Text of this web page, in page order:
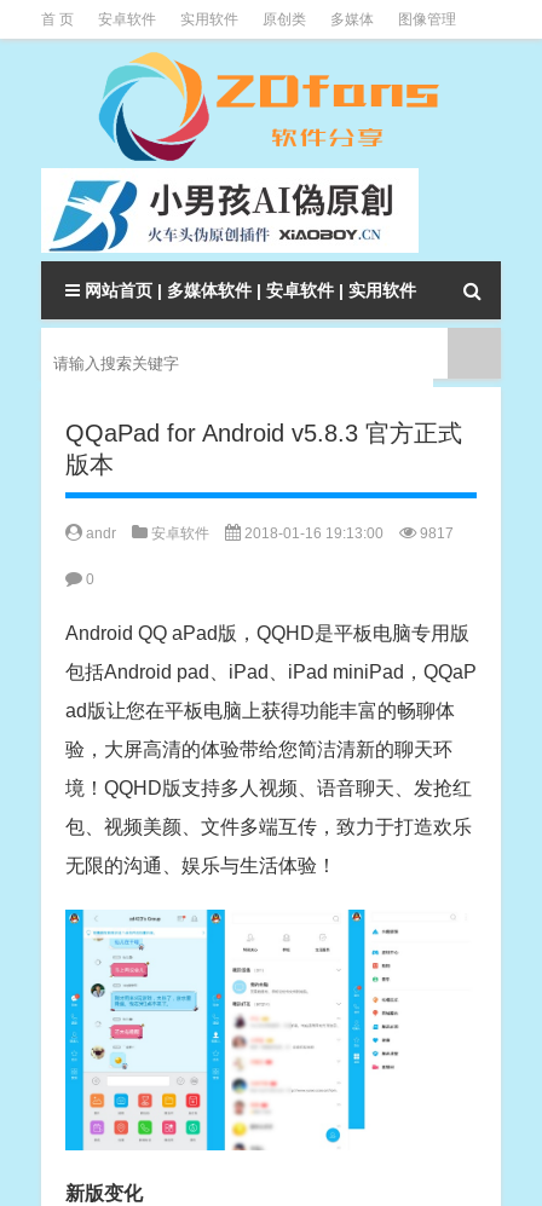
首 页 安卓软件 实用软件 原创类 多媒体 图像管理
下载类
网站首页 | 多媒体软件 | 安卓软件 | 实用软件
QQaPad for Android v5.8.3 官方正式
版本
andr 安卓软件 2018-01-16 19:13:00 9817
0
Android QQ aPad版，QQHD是平板电脑专用版
包括Android pad、iPad、iPad miniPad，QQaP
ad版让您在平板电脑上获得功能丰富的畅聊体
验，大屏高清的体验带给您简洁清新的聊天环
境！QQHD版支持多人视频、语音聊天、发抢红
包、视频美颜、文件多端互传，致力于打造欢乐
无限的沟通、娱乐与生活体验！
新版变化